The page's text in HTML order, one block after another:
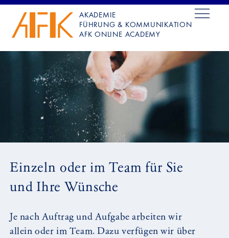
AKADEMIE
FÜHRUNG & KOMMUNIKATION
AFK ONLINE ACADEMY
Einzeln oder im Team für Sie
und Ihre Wünsche
Je nach Auftrag und Aufgabe arbeiten wir
allein oder im Team. Dazu verfügen wir über